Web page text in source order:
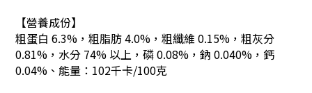
【營養成份】
粗蛋白 6.3%，粗脂肪 4.0%，粗纖維 0.15%，粗灰分
0.81%，水分 74% 以上， 磷 0.08%，鈉 0.040%，鈣
0.04% 、能量：102千卡/100克